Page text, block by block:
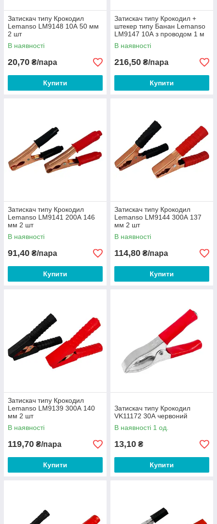
Затискач типу Крокодил
Lemanso LM9148 10А 50 мм
2 шт
В наявності
20,70 ₴/пара
Купити
Затискач типу Крокодил +
штекер типу Банан Lemanso
LM9147 10А з проводом 1 м
2 шт
В наявності
216,50 ₴/пара
Купити
Затискач типу Крокодил
Lemanso LM9141 200А 146
мм 2 шт
В наявності
91,40 ₴/пара
Купити
Затискач типу Крокодил
Lemanso LM9144 300А 137
мм 2 шт
В наявності
114,80 ₴/пара
Купити
Затискач типу Крокодил
Lemanso LM9139 300А 140
мм 2 шт
В наявності
119,70 ₴/пара
Купити
Затискач типу Крокодил
VK11172 30А червоний
В наявності 1 од.
13,10 ₴
Купити